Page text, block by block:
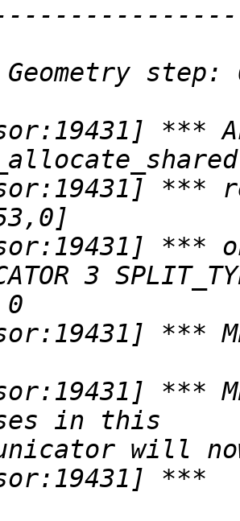
***
***
***
***
***
***